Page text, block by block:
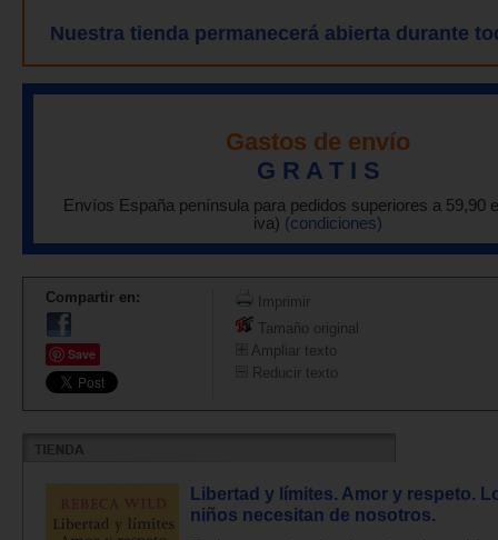
Nuestra tienda permanecerá abierta durante
Gastos de envío
G R A T I S
Envíos España península para pedidos superiores a 59,90
iva) (condiciones)
Compartir en:
Save
Imprimir
Tamaño original
Ampliar texto
Reducir texto
Libertad y límites. Amor y respeto.
niños necesitan de nosotros.